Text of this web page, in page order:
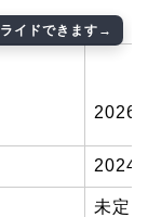
2026
2024
未定